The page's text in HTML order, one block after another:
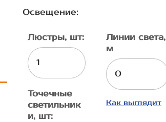
Освещение:
Люстры, шт:
Точечные
светильник
и, шт:
Линии света,
м
Как выглядит